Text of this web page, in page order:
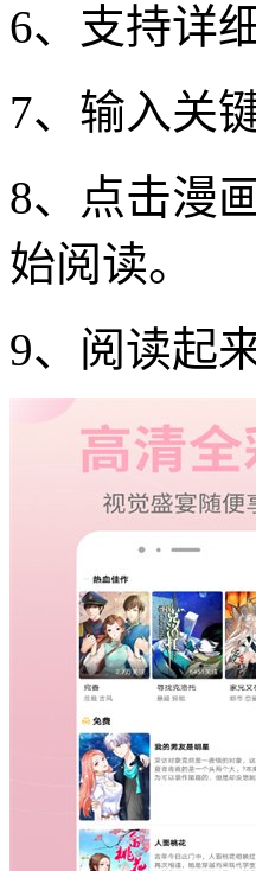
6、支持详
7、输入关
8、点击漫
始阅读。
9、阅读起